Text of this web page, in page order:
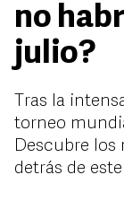
no
julio?
Tras la
torneo
Descubre
detrás de